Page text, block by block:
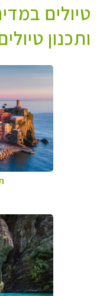
טיולים
ותכנון